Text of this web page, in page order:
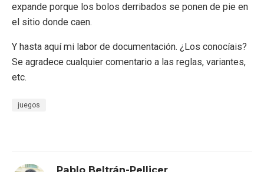
expande porque los bolos derribados se ponen de pie en
el sitio donde caen.
Y hasta aquí mi labor de documentación. ¿Los conocíais?
Se agradece cualquier comentario a las reglas, variantes,
etc.
juegos
Pablo Beltrán-Pellicer